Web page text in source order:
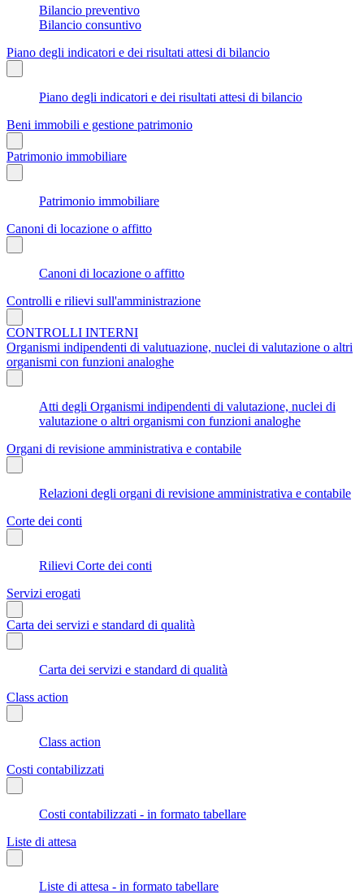
Bilancio preventivo
Bilancio consuntivo
Piano degli indicatori e dei risultati attesi di bilancio
Piano degli indicatori e dei risultati attesi di bilancio
Beni immobili e gestione patrimonio
Patrimonio immobiliare
Patrimonio immobiliare
Canoni di locazione o affitto
Canoni di locazione o affitto
Controlli e rilievi sull'amministrazione
CONTROLLI INTERNI
Organismi indipendenti di valutuazione, nuclei di valutazione o altri
organismi con funzioni analoghe
Atti degli Organismi indipendenti di valutazione, nuclei di
valutazione o altri organismi con funzioni analoghe
Organi di revisione amministrativa e contabile
Relazioni degli organi di revisione amministrativa e contabile
Corte dei conti
Rilievi Corte dei conti
Servizi erogati
Carta dei servizi e standard di qualità
Carta dei servizi e standard di qualità
Class action
Class action
Costi contabilizzati
Costi contabilizzati - in formato tabellare
Liste di attesa
Liste di attesa - in formato tabellare